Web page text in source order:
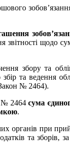
щодо
збору та
та ведення
№ 2464).
№ 2464сума
.
при
та зборів,